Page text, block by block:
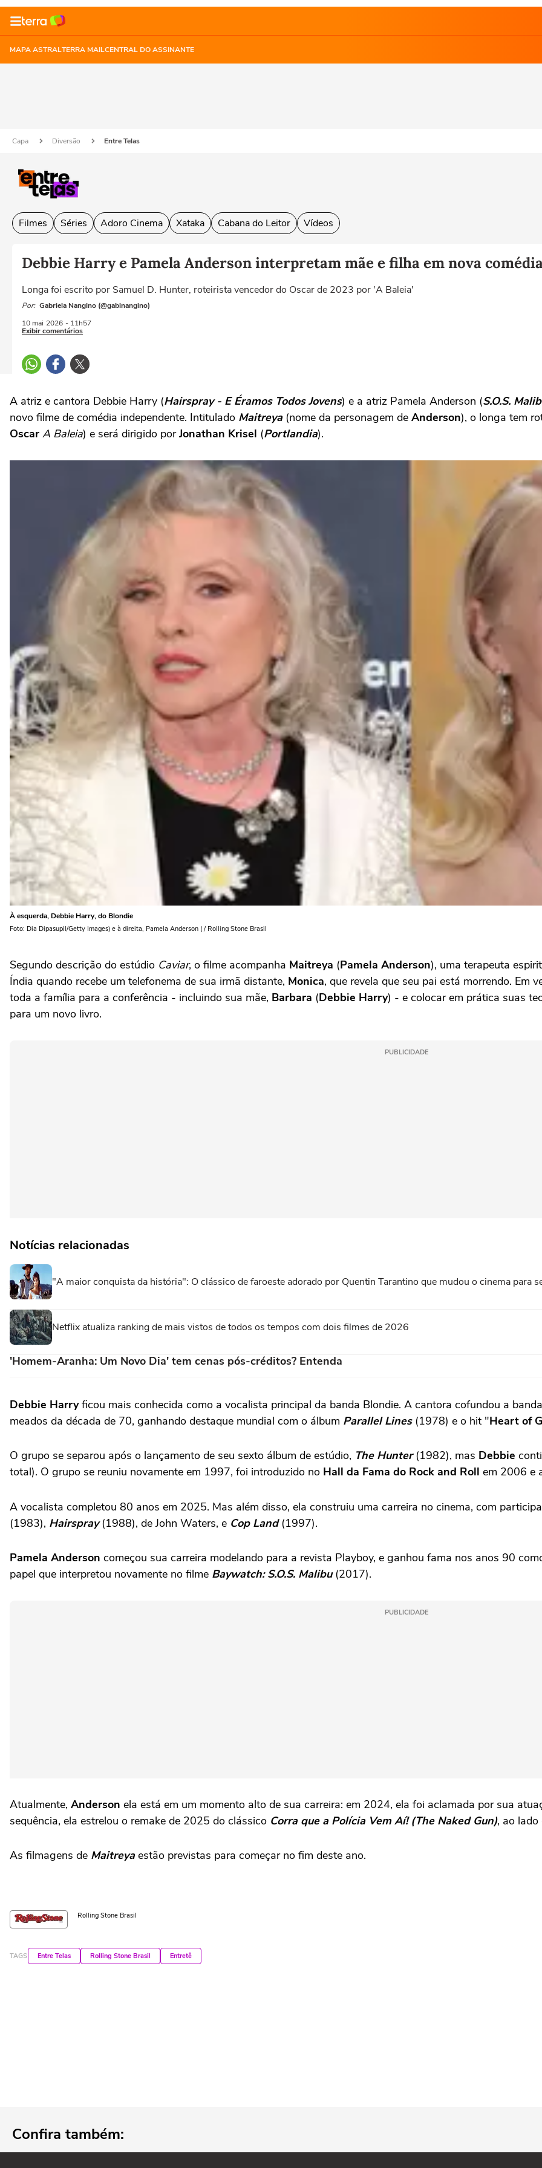
MAPA ASTRALTERRA MAILCENTRAL DO ASSINANTE
Capa Diversão Entre Telas
Filmes Séries Adoro Cinema Xataka Cabana do Leitor Vídeos
Debbie Harry e Pamela Anderson interpretam mãe e filha em nova
Longa foi escrito por Samuel D. Hunter, roteirista vencedor do Oscar de 2023 por 'A Baleia'
Por: Gabriela Nangino (@gabinangino)
10 mai 2026 - 11h57
Exibir comentários
A atriz e cantora Debbie Harry (Hairspray - E Éramos Todos Jovens) e a atriz Pamela Anderson (S.O.S.
novo filme de comédia independente. Intitulado Maitreya(nome da personagem de Anderson), o longa tem
Oscar A Baleia) e será dirigido porJonathan Krisel (Portlandia).
À esquerda, Debbie Harry, do Blondie
Foto: Dia Dipasupil/Getty Images) e à direita, Pamela Anderson ( / Rolling Stone Brasil
Segundo descrição do estúdio Caviar, o filme acompanha Maitreya (Pamela Anderson), uma terapeuta
Índia quando recebe um telefonema de sua irmã distante, Monica, que revela que seu pai está morrendo. Em
toda a família para a conferência - incluindo sua mãe, Barbara (Debbie Harry) - e colocar em prática suas
para um novo livro.
PUBLICIDADE
Notícias relacionadas
"A maior conquista da história": O clássico de faroeste adorado por Quentin Tarantino que mudou o cinema para
Netflix atualiza ranking de mais vistos de todos os tempos com dois filmes de 2026
'Homem-Aranha: Um Novo Dia' tem cenas pós-créditos? Entenda
Debbie Harryficou mais conhecida como a vocalista principal da banda Blondie. A cantora cofundou a
meados da década de 70, ganhando destaque mundial com o álbum Parallel Lines(1978) e o hit "Heart of
O grupo se separou após o lançamento de seu sexto álbum de estúdio, The Hunter(1982), mas Debbie
total). O grupo se reuniu novamente em 1997, foi introduzido no Hall da Fama do Rock and Roll em 2006 e
A vocalista completou 80 anos em 2025. Mas além disso, ela construiu uma carreira no cinema, com
(1983), Hairspray(1988), de John Waters, e Cop Land(1997).
Pamela Anderson começou sua carreira modelando para a revista Playboy, e ganhou fama nos anos 90
papel que interpretou novamente no filme Baywatch: S.O.S. Malibu(2017).
PUBLICIDADE
Atualmente, Anderson ela está em um momento alto de sua carreira: em 2024, ela foi aclamada por sua
sequência, ela estrelou o remake de 2025 do clássico Corra que a Polícia Vem Aí! (The Naked Gun), ao lado
As filmagens de Maitreyaestão previstas para começar no fim deste ano.
Rolling Stone Brasil
TAGS Entre Telas Rolling Stone Brasil Entretê
Confira também: